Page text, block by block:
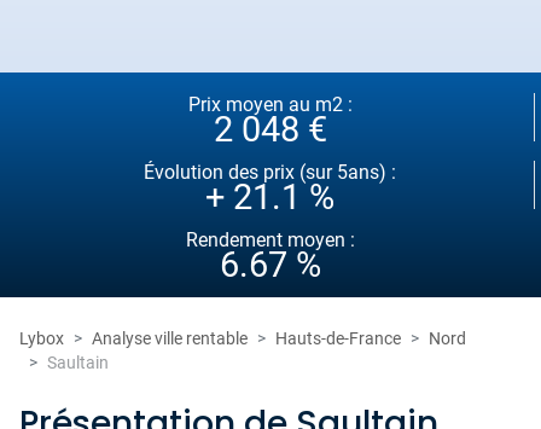
Prix moyen au m2 :
2 048 €
Évolution des prix (sur 5ans) :
+ 21.1 %
Rendement moyen :
6.67 %
Lybox Analyse ville rentable Hauts-de-France
Nord
Saultain